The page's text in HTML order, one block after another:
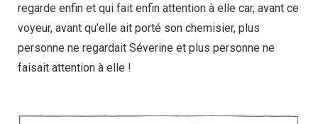
regarde enfin et qui fait enfin attention à elle car, avant ce
voyeur, avant qu’elle ait porté son chemisier, plus
personne ne regardait Séverine et plus personne ne
faisait attention à elle !